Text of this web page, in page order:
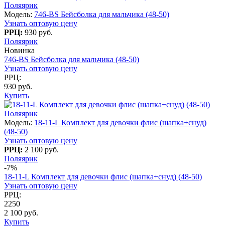
Поляярик
Модель: 746-BS Бейсболка для мальчика (48-50)
Узнать оптовую цену
РРЦ: 930 руб.
Поляярик
Новинка
746-BS Бейсболка для мальчика (48-50)
Узнать оптовую цену
РРЦ:
930 руб.
Купить
Поляярик
Модель: 18-11-L Комплект для девочки флис (шапка+снуд)
(48-50)
Узнать оптовую цену
РРЦ: 2 100 руб.
Поляярик
-7%
18-11-L Комплект для девочки флис (шапка+снуд) (48-50)
Узнать оптовую цену
РРЦ:
2250
2 100 руб.
Купить